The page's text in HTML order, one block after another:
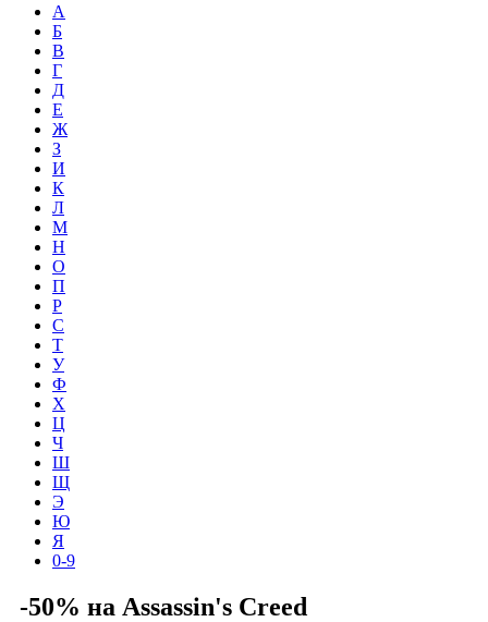
А
Б
В
Г
Д
Е
Ж
З
И
К
Л
М
Н
О
П
Р
С
Т
У
Ф
Х
Ц
Ч
Ш
Щ
Э
Ю
Я
0-9
-50% на Assassin's Creed